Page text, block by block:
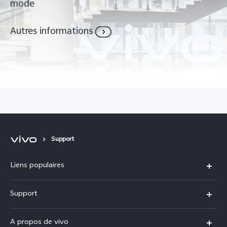
mode
Autres informations
Support
Liens populaires
V60 Lite
Support
A propos de vivo